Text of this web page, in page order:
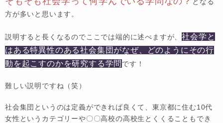
方が多いと思います。
説明すると長くなるのでここでは端的に述べますが、社会学と
はある特異性のある社会集団がなぜ、どのようにその行
動を起こすのかを研究する学問 です！
難しい説明ですね（笑）
社会集団というのは定義ができれば良くて、東京都に住む10代
女性というカテゴリーや〇〇高校の高校生とくくることもでき